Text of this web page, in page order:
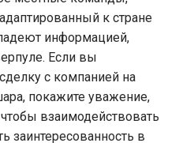
к стране
информацией,
Если вы
с компанией на
покажите уважение,
взаимодействовать
заинтересованность в